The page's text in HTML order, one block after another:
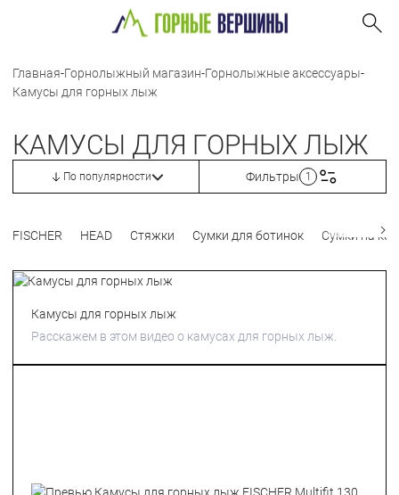
Главная-Горнолыжный магазин-Горнолыжные аксессуары-
Камусы для горных лыж
КАМУСЫ ДЛЯ ГОРНЫХ ЛЫЖ
По популярности Фильтры 1
FISCHER HEAD Стяжки Сумки для ботинок Сумки на
Камусы для горных лыж
Расскажем в этом видео о камусах для горных лыж.